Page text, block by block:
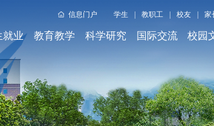
信息门户 学生 教职工 校友 家
就业 教育教学 科学研究 国际交流 校园